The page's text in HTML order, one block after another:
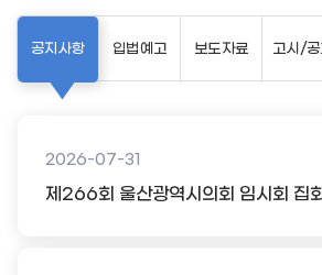
공지사항
2026-07-31
제266회 울산광역시의회 임시회 집
입법예고 보도자료 고시/공